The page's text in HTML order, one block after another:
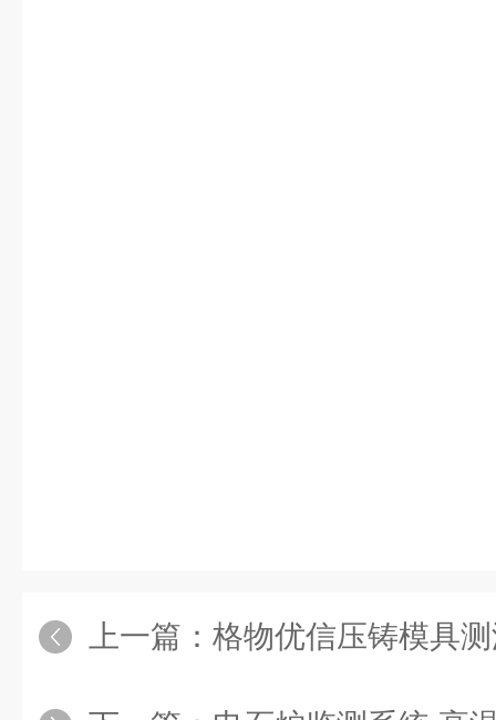
上一篇： 格物优信压铸模具测温红外热成像